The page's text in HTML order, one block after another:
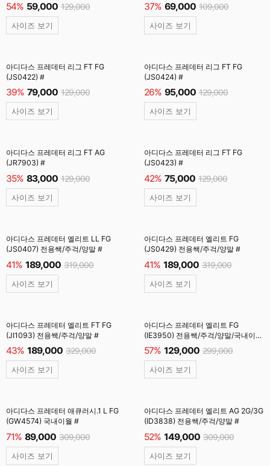
54% 59,000 129,000
사이즈 보기
37% 69,000 109,000
사이즈 보기
아디다스 프레데터 리그 FT FG
(JS0422) #
39% 79,000 129,000
사이즈 보기
아디다스 프레데터 리그 FT FG
(JS0424) #
26% 95,000 129,000
사이즈 보기
아디다스 프레데터 리그 FT AG
(JR7903) #
35% 83,000 129,000
사이즈 보기
아디다스 프레데터 리그 FT FG
(JS0423) #
42% 75,000 129,000
사이즈 보기
아디다스 프레데터 엘리트 LL FG
(JS0407) 전용쌕/주걱/양말 #
41% 189,000 319,000
사이즈 보기
아디다스 프레데터 엘리트 FG
(JS0429) 전용쌕/주걱/양말 #
41% 189,000 319,000
사이즈 보기
아디다스 프레데터 엘리트 FT FG
(JI1093) 전용쌕/주걱/양말 #
43% 189,000 329,000
사이즈 보기
아디다스 프레데터 엘리트 FG
(IE3950) 전용쌕/주걱/양말/국내이월
#
57% 129,000 299,000
사이즈 보기
아디다스 프레데터 애큐러시.1 L FG
(GW4574) 국내이월 #
71% 89,000 309,000
사이즈 보기
아디다스 프레데터 엘리트 AG 2G/3G
(ID3838) 전용쌕/주걱/양말 #
52% 149,000 309,000
사이즈 보기